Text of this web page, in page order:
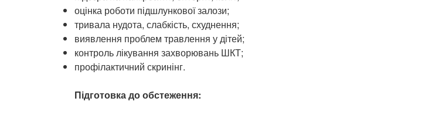
оцінка роботи підшлункової залози;
тривала нудота, слабкість, схуднення;
виявлення проблем травлення у дітей;
контроль лікування захворювань ШКТ;
профілактичний скринінг.
Підготовка до обстеження: